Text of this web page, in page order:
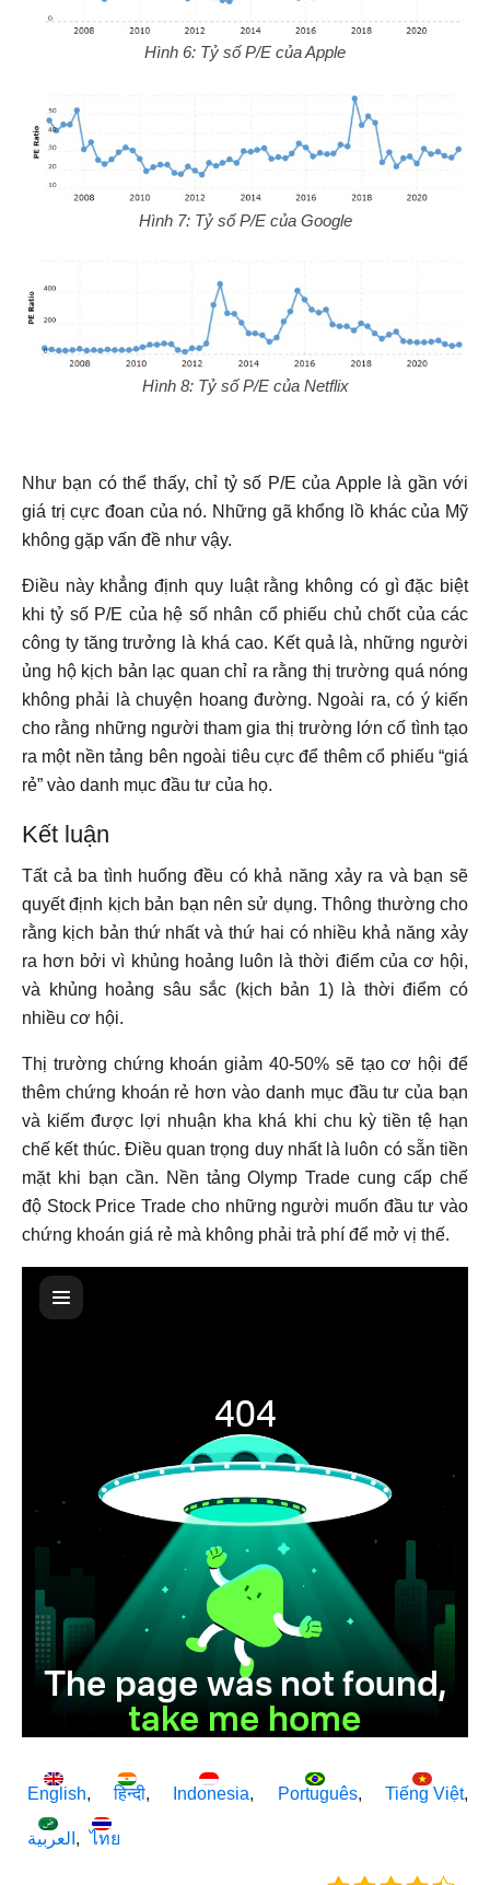
Hình 6: Tỷ số P/E của Apple
Hình 7: Tỷ số P/E của Google
Hình 8: Tỷ số P/E của Netflix
Như bạn có thể thấy, chỉ tỷ số P/E của Apple là gần với
giá trị cực đoan của nó. Những gã khổng lồ khác của Mỹ
không gặp vấn đề như vậy.
Điều này khẳng định quy luật rằng không có gì đặc biệt
khi tỷ số P/E của hệ số nhân cổ phiếu chủ chốt của các
công ty tăng trưởng là khá cao. Kết quả là, những người
ủng hộ kịch bản lạc quan chỉ ra rằng thị trường quá nóng
không phải là chuyện hoang đường. Ngoài ra, có ý kiến
cho rằng những người tham gia thị trường lớn cố tình tạo
ra một nền tảng bên ngoài tiêu cực để thêm cổ phiếu “giá
rẻ” vào danh mục đầu tư của họ.
Kết luận
Tất cả ba tình huống đều có khả năng xảy ra và bạn sẽ
quyết định kịch bản bạn nên sử dụng. Thông thường cho
rằng kịch bản thứ nhất và thứ hai có nhiều khả năng xảy
ra hơn bởi vì khủng hoảng luôn là thời điểm của cơ hội,
và khủng hoảng sâu sắc (kịch bản 1) là thời điểm có
nhiều cơ hội.
Thị trường chứng khoán giảm 40-50% sẽ tạo cơ hội để
thêm chứng khoán rẻ hơn vào danh mục đầu tư của bạn
và kiếm được lợi nhuận kha khá khi chu kỳ tiền tệ hạn
chế kết thúc. Điều quan trọng duy nhất là luôn có sẵn tiền
mặt khi bạn cần. Nền tảng Olymp Trade cung cấp chế
độ Stock Price Trade cho những người muốn đầu tư vào
chứng khoán giá rẻ mà không phải trả phí để mở vị thế.
English हिन्दी Indonesia Português Tiếng Việt
العربية ไทย